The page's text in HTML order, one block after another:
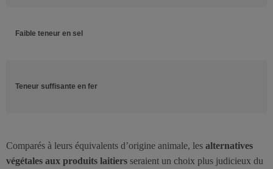
Faible teneur en sel
Teneur suffisante en fer
Comparés à leurs équivalents d’origine animale, les alternatives
végétales aux produits laitiers seraient un choix plus judicieux du